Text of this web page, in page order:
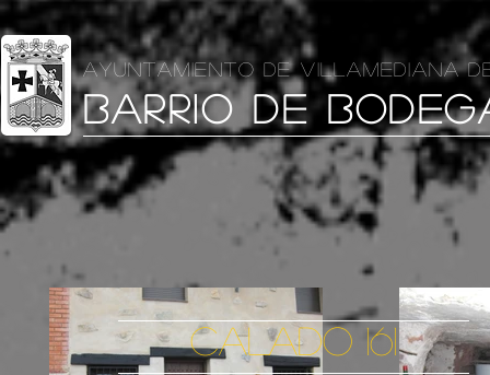
AYUNTAMIENTO DE VILLAMEDIANA
BARRIO DE
CALADO 161